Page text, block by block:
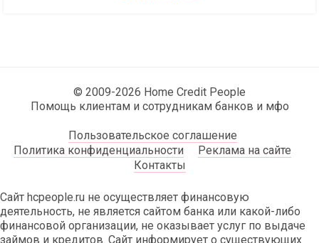
© 2009-2026 Home Credit People
Помощь клиентам и сотрудникам банков и мфо
Пользовательское соглашение
Политика конфиденциальности
Реклама на сайте
Контакты
Сайт hcpeople.ru не осуществляет финансовую
деятельность, не является сайтом банка или какой-либо
финансовой организации, не оказывает услуг по выдаче
займов и кредитов. Сайт информирует о существующих